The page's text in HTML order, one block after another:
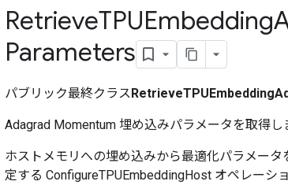
RetrieveTPUEmbedding
Parameters
パブリック最終クラス
Adagrad Momentum 埋め込みパラメータを取得し
ホストメモリへの埋め込みから最適化パラメー
定する ConfigureTPUEmbeddingHost オペレー